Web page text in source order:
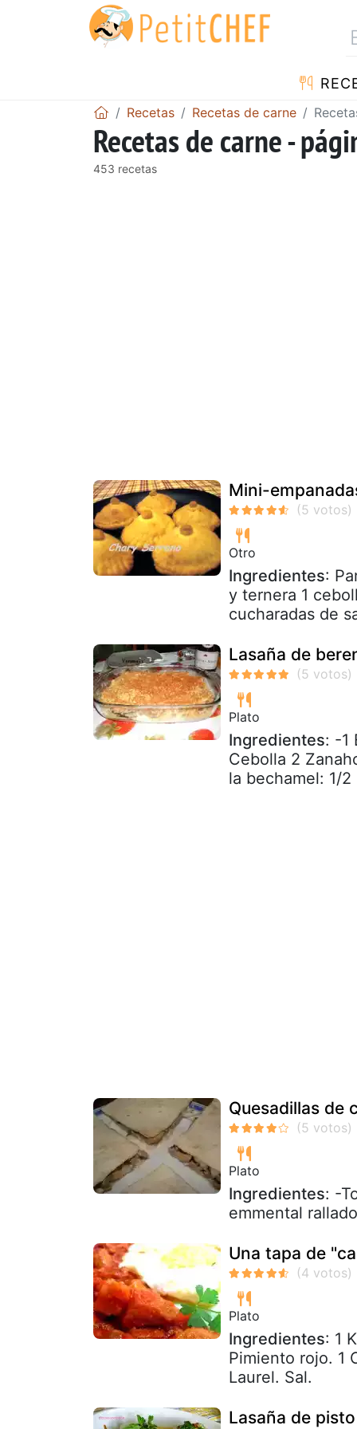
Recetas Recetas de carne
Recetas de carne -
453 recetas
Mini-
Otro
Ingredientes:
y ternera 1
cucharadas de
Lasaña de
Plato
Ingredientes: -1
Cebolla 2
la bechamel: 1/
Quesadillas de
Plato
Ingredientes: -
emmental
Una tapa de
Plato
Ingredientes: 1
Pimiento rojo. 1
Laurel. Sal.
Lasaña de